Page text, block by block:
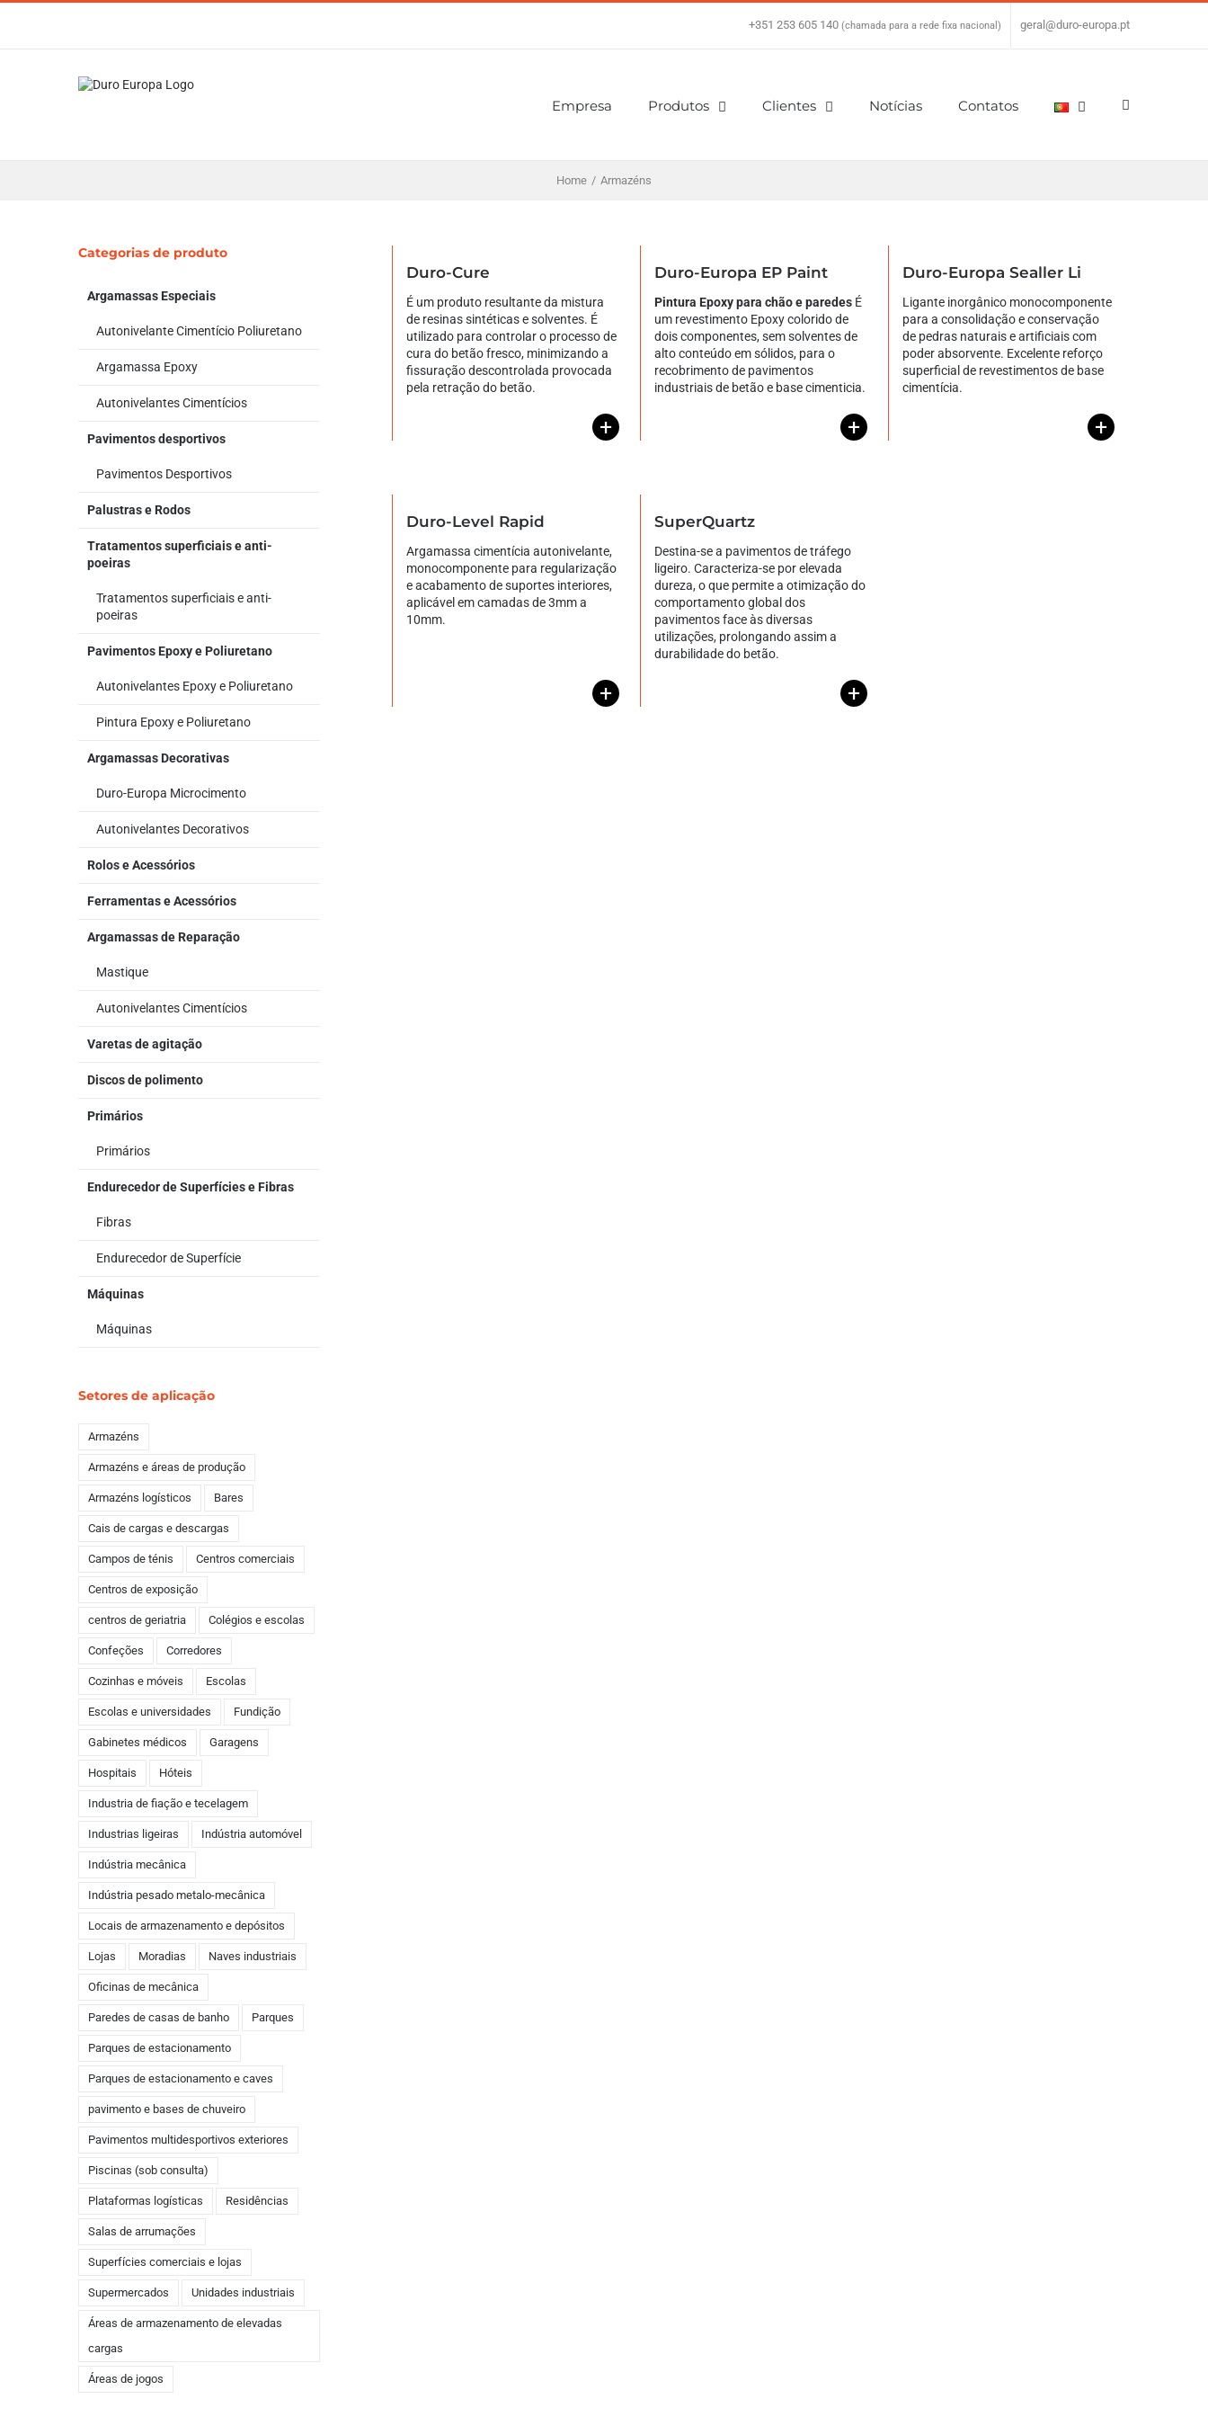
Skip
+351 253 605 140 (chamada para a rede fixa nacional) geral@duro-europa.pt
Empresa Produtos Clientes Notícias Contatos
Home / Armazéns
Duro-Cure
É um produto resultante da mistura
de resinas sintéticas e solventes. É
utilizado para controlar o processo de
cura do betão fresco, minimizando a
fissuração descontrolada provocada
pela retração do betão.
+
Duro-Europa EP Paint
Pintura Epoxy para chão e paredes É
um revestimento Epoxy colorido de
dois componentes, sem solventes de
alto conteúdo em sólidos, para o
recobrimento de pavimentos
industriais de betão e base cimenticia.
+
Duro-Europa Sealler Li
Ligante inorgânico monocomponente
para a consolidação e conservação
de pedras naturais e artificiais com
poder absorvente. Excelente reforço
superficial de revestimentos de base
cimentícia.
+
Duro-Level Rapid
Argamassa cimentícia autonivelante,
monocomponente para regularização
e acabamento de suportes interiores,
aplicável em camadas de 3mm a
10mm.
+
SuperQuartz
Destina-se a pavimentos de tráfego
ligeiro. Caracteriza-se por elevada
dureza, o que permite a otimização do
comportamento global dos
pavimentos face às diversas
utilizações, prolongando assim a
durabilidade do betão.
+
Categorias de produto
Argamassas Especiais
Autonivelante Cimentício Poliuretano
Argamassa Epoxy
Autonivelantes Cimentícios
Pavimentos desportivos
Pavimentos Desportivos
Palustras e Rodos
Tratamentos superficiais e anti-
poeiras
Tratamentos superficiais e anti-
poeiras
Pavimentos Epoxy e Poliuretano
Autonivelantes Epoxy e Poliuretano
Pintura Epoxy e Poliuretano
Argamassas Decorativas
Duro-Europa Microcimento
Autonivelantes Decorativos
Rolos e Acessórios
Ferramentas e Acessórios
Argamassas de Reparação
Mastique
Autonivelantes Cimentícios
Varetas de agitação
Discos de polimento
Primários
Primários
Endurecedor de Superfícies e Fibras
Fibras
Endurecedor de Superfície
Máquinas
Máquinas
Setores de aplicação
Armazéns
Armazéns e áreas de produção
Armazéns logísticos Bares
Cais de cargas e descargas
Campos de ténis Centros comerciais
Centros de exposição
centros de geriatria Colégios e escolas
Confeções Corredores
Cozinhas e móveis Escolas
Escolas e universidades Fundição
Gabinetes médicos Garagens
Hospitais Hóteis
Industria de fiação e tecelagem
Industrias ligeiras Indústria automóvel
Indústria mecânica
Indústria pesado metalo-mecânica
Locais de armazenamento e depósitos
Lojas Moradias Naves industriais
Oficinas de mecânica
Paredes de casas de banho Parques
Parques de estacionamento
Parques de estacionamento e caves
pavimento e bases de chuveiro
Pavimentos multidesportivos exteriores
Piscinas (sob consulta)
Plataformas logísticas Residências
Salas de arrumações
Superfícies comerciais e lojas
Supermercados Unidades industriais
Áreas de armazenamento de elevadas
cargas
Áreas de jogos